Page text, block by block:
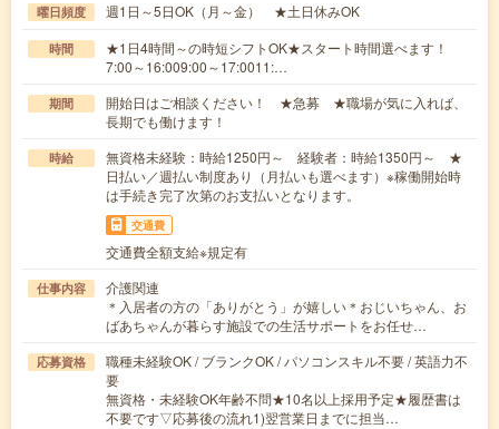
曜日頻度 週1日～5日OK（月～金） ★土日休みOK
時間
★1日4時間～の時短シフトOK★スタート時間選べます！
7:00～16:009:00～17:0011:…
期間
開始日はご相談ください！ ★急募 ★職場が気に入れば、
長期でも働けます！
時給
無資格未経験：時給1250円～ 経験者：時給1350円～ ★
日払い／週払い制度あり（月払いも選べます）※稼働開始時
は手続き完了次第のお支払いとなります。
交通費
交通費全額支給※規定有
仕事内容
介護関連
＊入居者の方の「ありがとう」が嬉しい＊おじいちゃん、お
ばあちゃんが暮らす施設での生活サポートをお任せ…
応募資格
職種未経験OK / ブランクOK / パソコンスキル不要 / 英語力不
要
無資格・未経験OK年齢不問★10名以上採用予定★履歴書は
不要です▽応募後の流れ1)翌営業日までに担当…